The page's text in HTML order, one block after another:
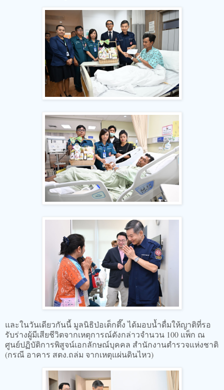
และในวันเดียวกันนี้ มูลนิธิป่อเต็กตึ๊ง ได้มอบน้ำดื่มให้ญาติที่รอ
รับร่างผู้มีเสียชีวิตจากเหตุการณ์ดังกล่าวจำนวน 100 แพ็ก ณ
ศูนย์ปฏิบัติการพิสูจน์เอกลักษณ์บุคคล สำนักงานตำรวจแห่งชาติ
(กรณี อาคาร สตง.ถล่ม จากเหตุแผ่นดินไหว)